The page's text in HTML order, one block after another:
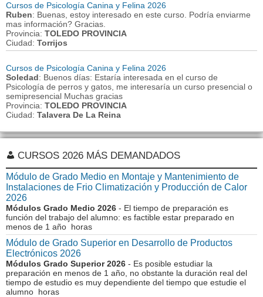
Cursos de Psicología Canina y Felina 2026
Ruben: Buenas, estoy interesado en este curso. Podría enviarme
mas información? Gracias.
Provincia: TOLEDO PROVINCIA
Ciudad: Torrijos
Cursos de Psicología Canina y Felina 2026
Soledad: Buenos días: Estaría interesada en el curso de
Psicología de perros y gatos, me interesaría un curso presencial o
semipresencial Muchas gracias
Provincia: TOLEDO PROVINCIA
Ciudad: Talavera De La Reina
CURSOS 2026 MÁS DEMANDADOS
Módulo de Grado Medio en Montaje y Mantenimiento de
Instalaciones de Frio Climatización y Producción de Calor
2026
Módulos Grado Medio 2026 - El tiempo de preparación es
función del trabajo del alumno: es factible estar preparado en
menos de 1 año horas
Módulo de Grado Superior en Desarrollo de Productos
Electrónicos 2026
Módulos Grado Superior 2026 - Es posible estudiar la
preparación en menos de 1 año, no obstante la duración real del
tiempo de estudio es muy dependiente del tiempo que estudie el
alumno horas